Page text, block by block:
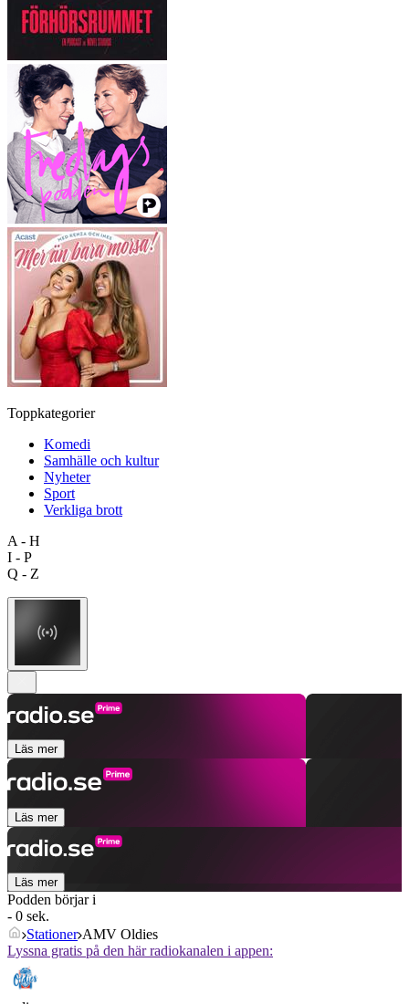
Toppkategorier
Komedi
Samhälle och kultur
Nyheter
Sport
Verkliga brott
A - H
I - P
Q - Z
Läs mer
Läs mer
Läs mer
Podden börjar i
- 0 sek.
Stationer AMV Oldies
Lyssna gratis på den här radiokanalen i appen: